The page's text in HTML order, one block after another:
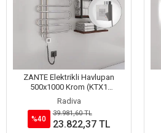
ZANTE Elektrikli Havlupan
500x1000 Krom (KTX1
Termostat) 200W Spiral Kablolu
Radiva
%40
39.981,60 TL
23.822,37 TL